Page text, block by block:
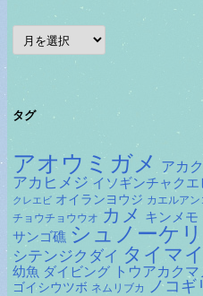
ア
ー
カ
タグ
アオウミガメ アカ
アカヒメジ イソギンチャクエ
クレエビ オイランヨウジ カエルアン
チョウチョウウオ カメ キンメモ
サンゴ礁 シュノーケ
シテンジクダイ タイマイ
幼魚 ダイビング トウアカクマ
ゴイシウツボ ネムリブカ ノコギ